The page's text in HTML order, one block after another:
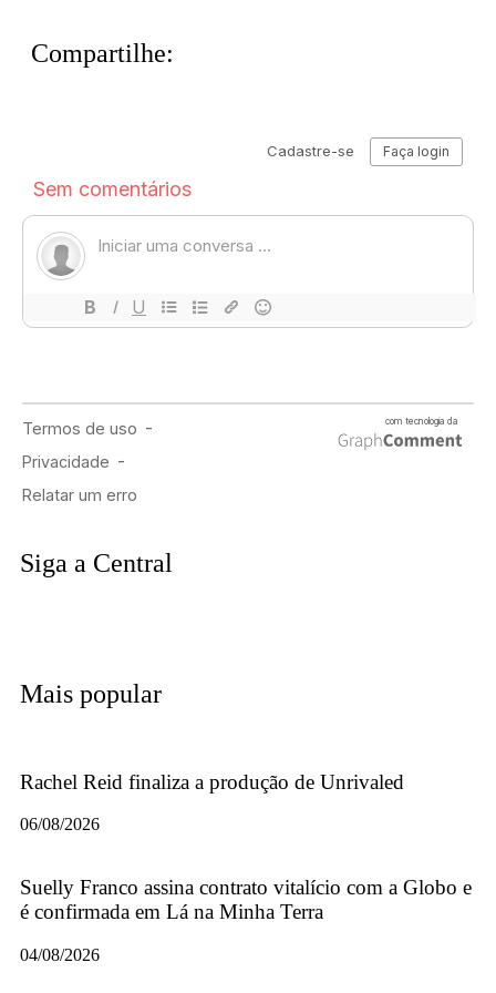
Compartilhe:
Siga a Central
Mais popular
Rachel Reid finaliza a produção de Unrivaled
06/08/2026
Suelly Franco assina contrato vitalício com a Globo e
é confirmada em Lá na Minha Terra
04/08/2026